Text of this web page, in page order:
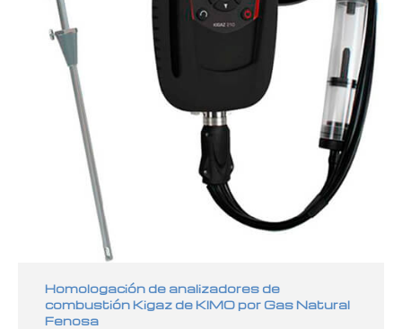
Homologación de analizadores de
combustión Kigaz de KIMO por Gas Natural
Fenosa